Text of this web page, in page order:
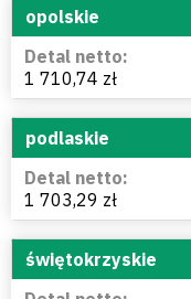
opolskie
1 710,74 zł
podlaskie
1 703,29 zł
świętokrzyskie